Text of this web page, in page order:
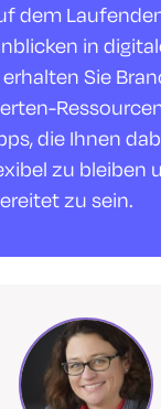
dem
in
Sie
die Ihnen
zu bleiben
zu sein.